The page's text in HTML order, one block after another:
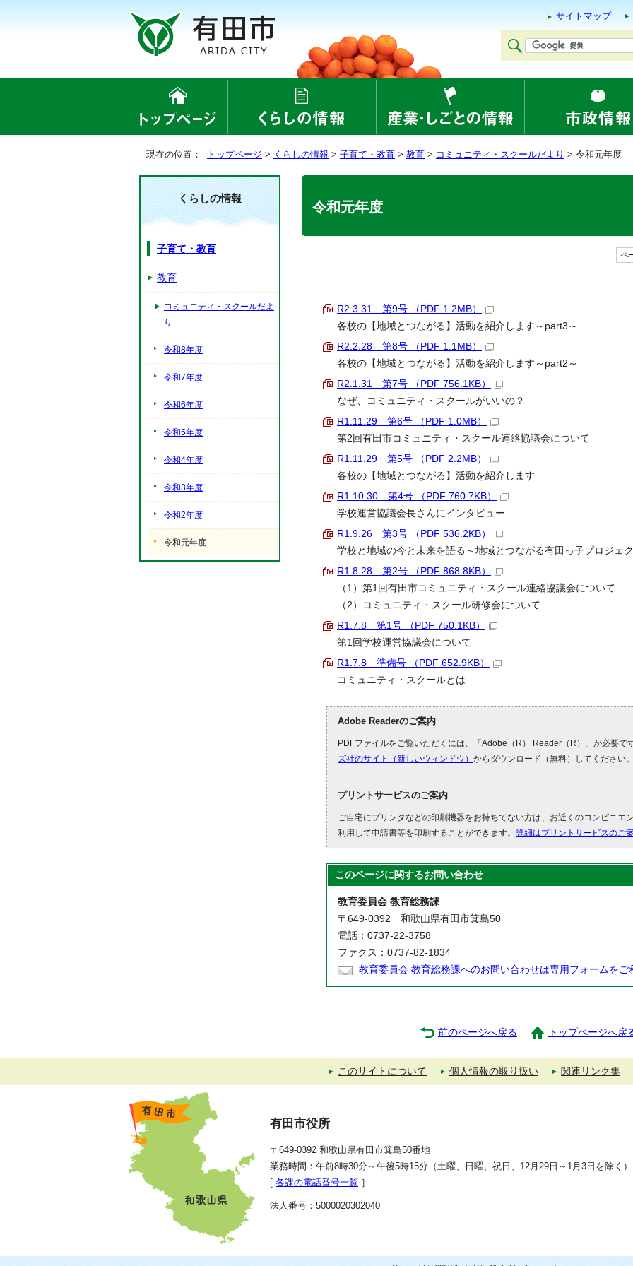
サイトマップ
現在の位置： トップページ > くらしの情報 > 子育て・教育 > 教育 > コミュニティ・スクールだより > 令和元年度
令和元年度
ペ
R2.3.31 第9号 （PDF 1.2MB）
各校の【地域とつながる】活動を紹介します～part3～
R2.2.28 第8号 （PDF 1.1MB）
各校の【地域とつながる】活動を紹介します～part2～
R2.1.31 第7号 （PDF 756.1KB）
なぜ、コミュニティ・スクールがいいの？
R1.11.29 第6号 （PDF 1.0MB）
第2回有田市コミュニティ・スクール連絡協議会について
R1.11.29 第5号 （PDF 2.2MB）
各校の【地域とつながる】活動を紹介します
R1.10.30 第4号 （PDF 760.7KB）
学校運営協議会長さんにインタビュー
R1.9.26 第3号 （PDF 536.2KB）
学校と地域の今と未来を語る～地域とつながる有田っ子プロジェ
R1.8.28 第2号 （PDF 868.8KB）
（1）第1回有田市コミュニティ・スクール連絡協議会について
（2）コミュニティ・スクール研修会について
R1.7.8 第1号 （PDF 750.1KB）
第1回学校運営協議会について
R1.7.8 準備号 （PDF 652.9KB）
コミュニティ・スクールとは
Adobe Readerのご案内
PDFファイルをご覧いただくには、「Adobe（R） Reader（R）」が必要で
ズ社のサイト（新しいウィンドウ） からダウンロード（無料）してください。
プリントサービスのご案内
ご自宅にプリンタなどの印刷機器をお持ちでない方は、お近くのコンビニエ
利用して申請書等を印刷することができます。 詳細はプリントサービスのご
このページに関するお問い合わせ
教育委員会 教育総務課
〒649-0392 和歌山県有田市箕島50
電話：0737-22-3758
ファクス：0737-82-1834
教育委員会 教育総務課へのお問い合わせは専用フォームをご
くらしの情報
子育て・教育
教育
コミュニティ・スクールだよ
り
令和8年度
令和7年度
令和6年度
令和5年度
令和4年度
令和3年度
令和2年度
令和元年度
前のページへ戻る トップページへ戻
このサイトについて 個人情報の取り扱い 関連リンク集
有田市役所
〒649-0392 和歌山県有田市箕島50番地
業務時間：午前8時30分～午後5時15分（土曜、日曜、祝日、12月29日～1月3日を除く）
[ 各課の電話番号一覧 ］
法人番号：5000020302040